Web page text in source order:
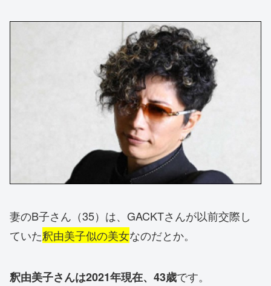
妻のB子さん（35）は、GACKTさんが以前交際し
ていた釈由美子似の美女なのだとか。
釈由美子さんは2021年現在、43歳です。